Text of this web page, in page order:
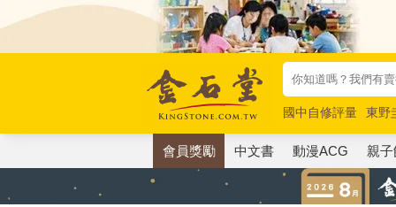
國中自修評量
東野
唯紅花綻放
奧德賽
會員獎勵 中文書 動漫ACG 親